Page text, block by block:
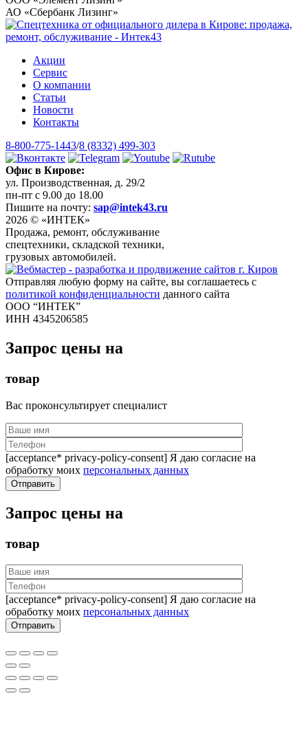
АО «Сбербанк Лизинг»
Акции
Сервис
О компании
Статьи
Новости
Контакты
8-800-775-1443/8 (8332) 499-303
Офис в Кирове:
ул. Производственная, д. 29/2
пн-пт с 9.00 до 18.00
Пишите на почту: sap@intek43.ru
2026 © «ИНТЕК»
Продажа, ремонт, обслуживание
спецтехники, складской техники,
грузовых автомобилей.
Отправляя любую форму на сайте, вы соглашаетесь с
политикой конфиденциальности данного сайта
ООО “ИНТЕК”
ИНН 4345206585
Запрос цены на
товар
Вас проконсультирует специалист
[acceptance* privacy-policy-consent] Я даю согласие на
обработку моих персональных данных
Запрос цены на
товар
[acceptance* privacy-policy-consent] Я даю согласие на
обработку моих персональных данных